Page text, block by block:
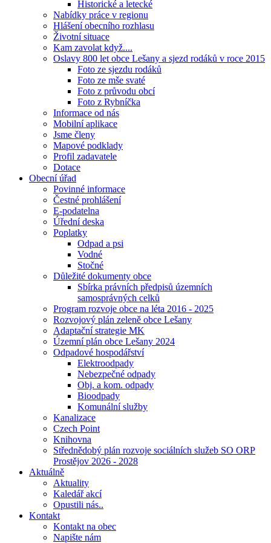
Historické a letecké
Nabídky práce v regionu
Hlášení obecního rozhlasu
Životní situace
Kam zavolat když....
Oslavy 800 let obce Lešany a sjezd rodáků v roce 2015
Foto ze sjezdu rodáků
Foto ze mše svaté
Foto z průvodu obcí
Foto z Rybníčka
Informace od nás
Mobilní aplikace
Jsme členy
Mapové podklady
Profil zadavatele
Dotace
Obecní úřad
Povinné informace
Čestné prohlášení
E-podatelna
Úřední deska
Poplatky
Odpad a psi
Vodné
Stočné
Důležité dokumenty obce
Sbírka právních předpisů územních
samosprávných celků
Program rozvoje obce na léta 2016 - 2025
Rozvojový plán zeleně obce Lešany
Adaptační strategie MK
Územní plán obce Lešany 2024
Odpadové hospodářství
Elektroodpady
Nebezpečné odpady
Obj. a kom. odpady
Bioodpady
Komunální služby
Kanalizace
Czech Point
Knihovna
Střednědobý plán rozvoje sociálních služeb SO ORP
Prostějov 2026 - 2028
Aktuálně
Aktuality
Kaledář akcí
Opustili nás..
Kontakt
Kontakt na obec
Napište nám